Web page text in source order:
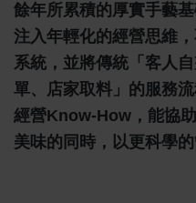
餘年所累積的厚實手藝
注入年輕化的經營思維
系統，並將傳統「客人
單、店家取料」的服務
經營know-How，能協
美味的同時，以更科學的